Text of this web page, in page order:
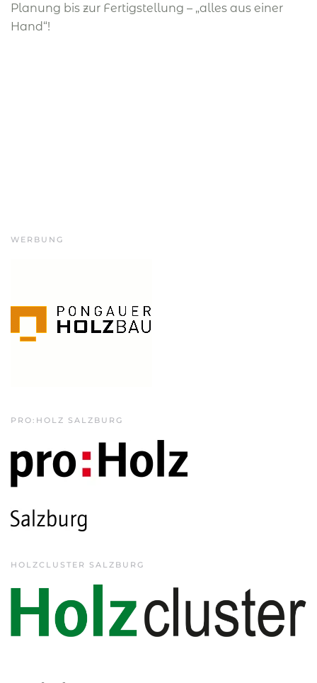
Planung bis zur Fertigstellung – „alles aus einer
Hand“!
WERBUNG
PRO:HOLZ SALZBURG
HOLZCLUSTER SALZBURG